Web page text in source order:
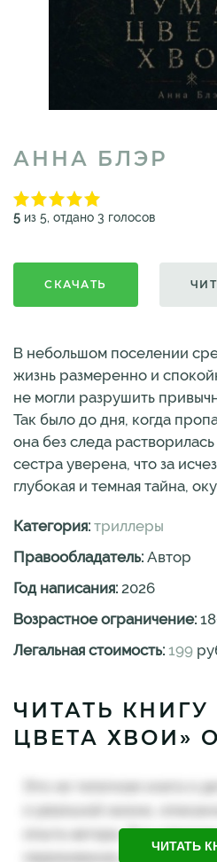
АННА БЛЭР
5 из 5, отдано 3 голосов
СКАЧАТЬ
В небольшом поселении
жизнь размеренно и
не могли разрушить
Так было до дня, когда
она без следа
сестра уверена, что за
глубокая и темная тайна,
Категория: триллеры
Правообладатель: Автор
Год написания: 2026
Возрастное ограничение: 18
Легальная стоимость: 199
ЧИТАТЬ КНИГУ
ЦВЕТА ХВОИ»
ЧИТАТЬ